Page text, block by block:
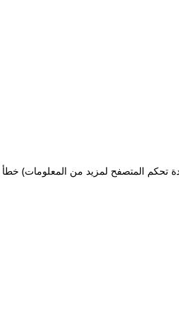
خطأ تحكم المتصفح لمزيد من المعلومات)